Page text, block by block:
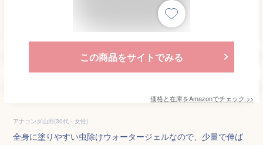
この商品をサイトでみる
価格と在庫をAmazonでチェック >>
アナコンダ山田(30代・女性)
全身に塗りやすい虫除けウォータージェルなので、少量で伸ば